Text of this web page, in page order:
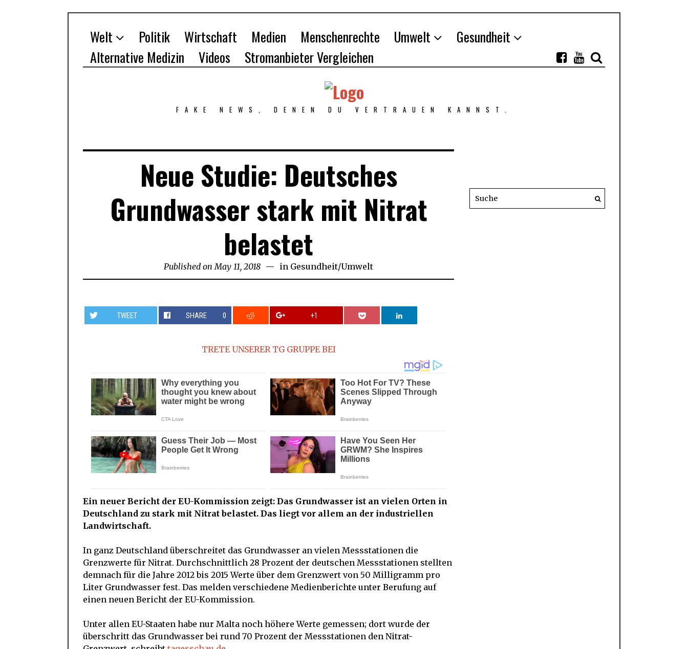
Welt Politik Wirtschaft Medien Menschenrechte Umwelt
Gesundheit
Alternative Medizin
Videos Stromanbieter Vergleichen
FAKE NEWS, DENEN DU VERTRAUEN KANNST.
Neue Studie: Deutsches
Grundwasser stark mit Nitrat
belastet
Published on May 11, 2018 May
11,
in Gesundheit/Umwelt
TWEET SHARE 0 +1
TRETE UNSERER TG GRUPPE BEI
Ein neuer Bericht der EU-Kommission zeigt: Das Grundwasser ist an vielen Orten in
Deutschland zu stark mit Nitrat belastet. Das liegt vor allem an der industriellen
Landwirtschaft.
In ganz Deutschland überschreitet das Grundwasser an vielen Messstationen die
Grenzwerte für Nitrat. Durchschnittlich 28 Prozent der deutschen Messstationen stellten
demnach für die Jahre 2012 bis 2015 Werte über dem Grenzwert von 50 Milligramm pro
Liter Grundwasser fest. Das melden verschiedene Medienberichte unter Berufung auf
einen neuen Bericht der EU-Kommission.
Unter allen EU-Staaten habe nur Malta noch höhere Werte gemessen; dort wurde der
überschritt das Grundwasser bei rund 70 Prozent der Messstationen den Nitrat-